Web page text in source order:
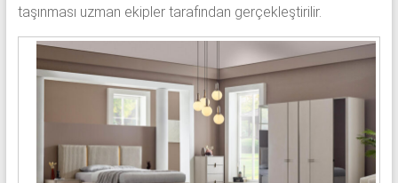
taşınması uzman ekipler tarafından gerçekleştirilir.